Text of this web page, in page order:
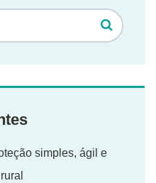
simples, ágil e